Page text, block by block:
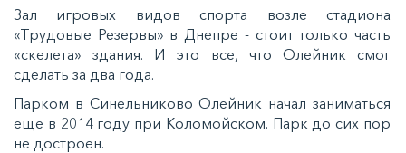
Зал игровых видов спорта возле стадиона
«Трудовые Резервы» в Днепре - стоит только часть
«скелета» здания. И это все, что Олейник смог
сделать за два года.
Парком в Синельниково Олейник начал заниматься
еще в 2014 году при Коломойском. Парк до сих пор
не достроен.